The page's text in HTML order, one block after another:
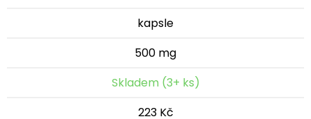
kapsle
500 mg
Skladem (3+ ks)
223 Kč